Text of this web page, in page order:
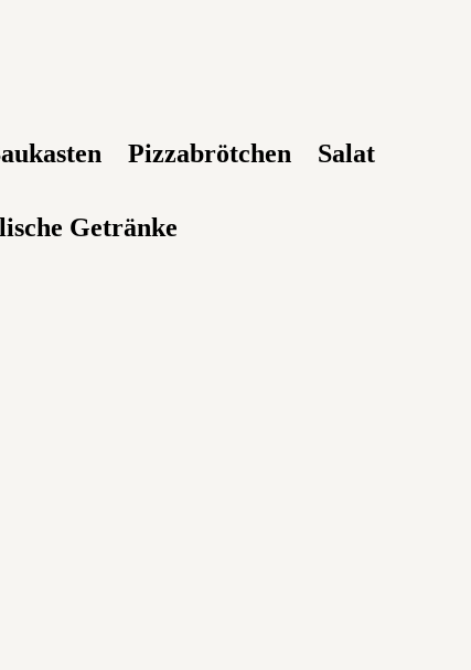
Pizzabrötchen Salat
Getränke